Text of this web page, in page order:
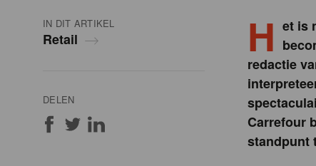
IN DIT ARTIKEL
Retail
DELEN
H et is
redactie
Carrefour
standpunt